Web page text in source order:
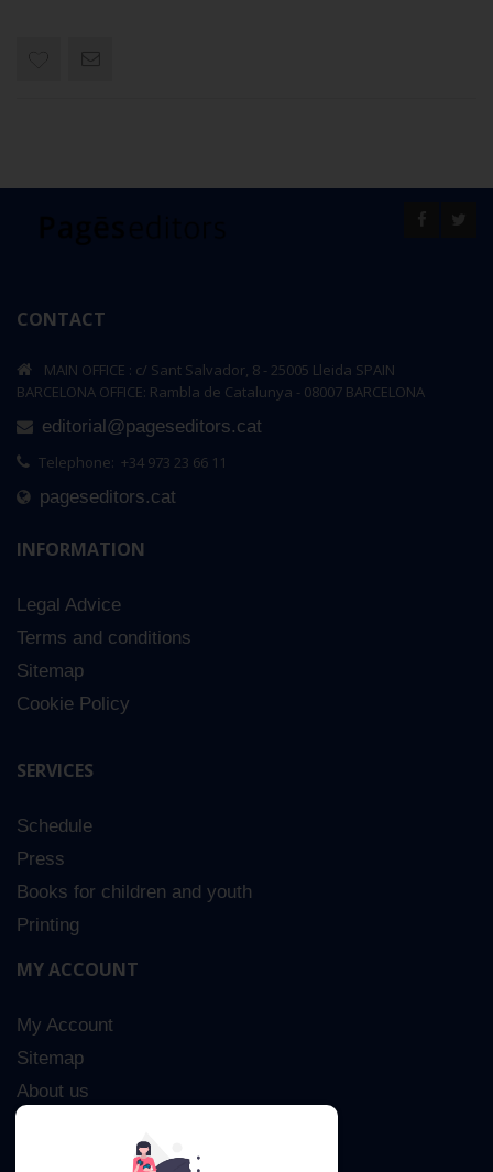
CONTACT
MAIN OFFICE : c/ Sant Salvador, 8 - 25005 Lleida SPAIN
BARCELONA OFFICE: Rambla de Catalunya - 08007 BARCELONA
editorial@pageseditors.cat
Telephone: +34 973 23 66 11
pageseditors.cat
INFORMATION
Legal Advice
Terms and conditions
Sitemap
Cookie Policy
SERVICES
Schedule
Press
Books for children and youth
Printing
MY ACCOUNT
My Account
Sitemap
About us